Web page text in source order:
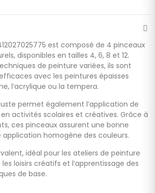
est composé de 4 pinceaux
disponibles en tailles 4, 6, 8 et 12.
de peinture variées, ils sont
avec les peintures épaisses
l’acrylique ou la tempera.
permet également l’application de
activités scolaires et créatives. Grâce à
ces pinceaux assurent une bonne
homogène des couleurs.
idéal pour les ateliers de peinture
loisirs créatifs et l’apprentissage des
de base.